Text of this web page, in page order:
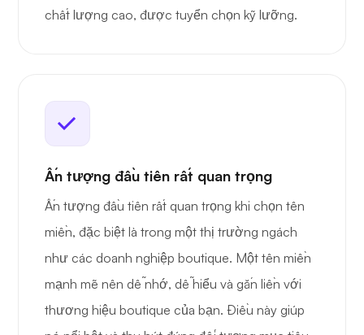
chất lượng cao, được tuyển chọn kỹ lưỡng.
Ấn tượng đầu tiên rất quan trọng
Ấn tượng đầu tiên rất quan trọng khi chọn tên
miền, đặc biệt là trong một thị trường ngách
như các doanh nghiệp boutique. Một tên miền
mạnh mẽ nên dễ nhớ, dễ hiểu và gắn liền với
thương hiệu boutique của bạn. Điều này giúp